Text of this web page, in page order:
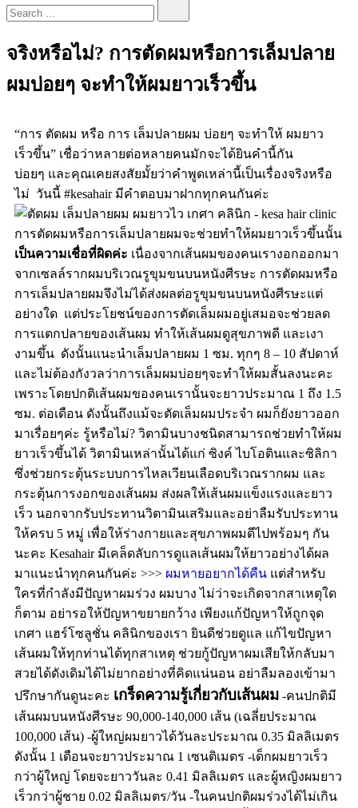
จริงหรือไม่? การตัดผมหรือการเล็มปลาย
ผมบ่อยๆ จะทำให้ผมยาวเร็วขึ้น
“การ ตัดผม หรือ การ เล็มปลายผม บ่อยๆ จะทำให้ ผมยาว
เร็วขึ้น” เชื่อว่าหลายต่อหลายคนมักจะได้ยินคำนี้กัน
บ่อยๆ และคุณเคยสงสัยมั้ยว่าคำพูดเหล่านี้เป็นเรื่องจริงหรือ
ไม่ วันนี้ #kesahair มีคำตอบมาฝากทุกคนกันค่ะ
การตัดผมหรือการเล็มปลายผมจะช่วยทำให้ผมยาวเร็วขึ้นนั้น
เป็นความเชื่อที่ผิดค่ะ เนื่องจากเส้นผมของคนเรางอกออกมา
จากเซลล์รากผมบริเวณรูขุมขนบนหนังศีรษะ การตัดผมหรือ
การเล็มปลายผมจึงไม่ได้ส่งผลต่อรูขุมขนบนหนังศีรษะแต่
อย่างใด แต่ประโยชน์ของการตัดเล็มผมอยู่เสมอจะช่วยลด
การแตกปลายของเส้นผม ทำให้เส้นผมดูสุขภาพดี และเงา
งามขึ้น ดังนั้นแนะนำเล็มปลายผม 1 ซม. ทุกๆ 8 – 10 สัปดาห์
และไม่ต้องกังวลว่าการเล็มผมบ่อยๆจะทำให้ผมสั้นลงนะคะ
เพราะโดยปกติเส้นผมของคนเรานั้นจะยาวประมาณ 1 ถึง 1.5
ซม. ต่อเดือน ดังนั้นถึงแม้จะตัดเล็มผมประจำ ผมก็ยังยาวออก
มาเรื่อยๆค่ะ รู้หรือไม่? วิตามินบางชนิดสามารถช่วยทำให้ผม
ยาวเร็วขึ้นได้ วิตามินเหล่านั้นได้แก่ ซิงค์ ไบโอตินและซิลิกา
ซึ่งช่วยกระตุ้นระบบการไหลเวียนเลือดบริเวณรากผม และ
กระตุ้นการงอกของเส้นผม ส่งผลให้เส้นผมแข็งแรงและยาว
เร็ว นอกจากรับประทานวิตามินเสริมและอย่าลืมรับประทาน
ให้ครบ 5 หมู่ เพื่อให้ร่างกายและสุขภาพผมดีไปพร้อมๆ กัน
นะคะ Kesahair มีเคล็ดลับการดูแลเส้นผมให้ยาวอย่างได้ผล
มาแนะนำทุกคนกันค่ะ >>> ผมหายอยากได้คืน แต่สำหรับ
ใครที่กำลังมีปัญหาผมร่วง ผมบาง ไม่ว่าจะเกิดจากสาเหตุใด
ก็ตาม อย่ารอให้ปัญหาขยายกว้าง เพียงแก้ปัญหาให้ถูกจุด
เกศา แฮร์โซลูชั่น คลินิกของเรา ยินดีช่วยดูแล แก้ไขปัญหา
เส้นผมให้ทุกท่านได้ทุกสาเหตุ ช่วยกู้ปัญหาผมเสียให้กลับมา
สวยได้ดังเดิมได้ไม่ยากอย่างที่คิดแน่นอน อย่าลืมลองเข้ามา
ปรึกษากันดูนะคะ เกร็ดความรู้เกี่ยวกับเส้นผม -คนปกติมี
เส้นผมบนหนังศีรษะ 90,000-140,000 เส้น (เฉลี่ยประมาณ
100,000 เส้น) -ผู้ใหญ่ผมยาวได้วันละประมาณ 0.35 มิลลิเมตร
ดังนั้น 1 เดือนจะยาวประมาณ 1 เซนติเมตร -เด็กผมยาวเร็ว
กว่าผู้ใหญ่ โดยจะยาววันละ 0.41 มิลลิเมตร และผู้หญิงผมยาว
เร็วกว่าผู้ชาย 0.02 มิลลิเมตร/วัน -ในคนปกติผมร่วงได้ไม่เกิน